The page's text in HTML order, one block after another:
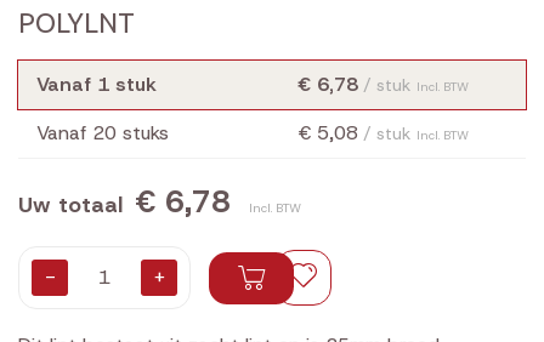
POLYLNT
Vanaf 1 stuk € 6,78 / stuk Incl. BTW
Vanaf 20 stuks € 5,08 / stuk Incl. BTW
Uw totaal € 6,78 Incl. BTW
- +